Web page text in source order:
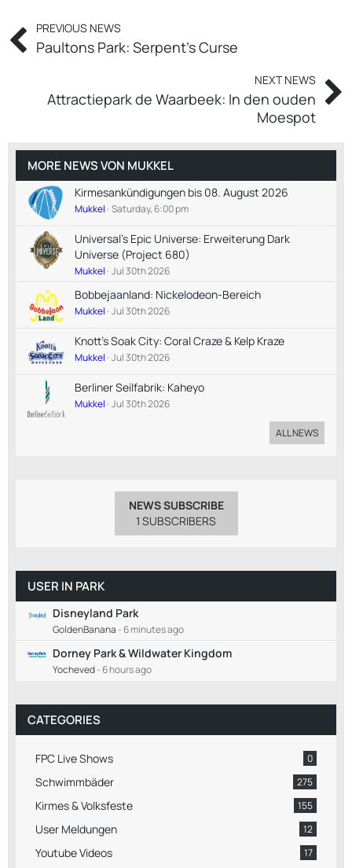
PREVIOUS NEWS
Paultons Park: Serpent's Curse
NEXT NEWS
Attractiepark de Waarbeek: In den ouden
Moespot
MORE NEWS VON MUKKEL
Kirmesankündigungen bis 08. August 2026
Mukkel Saturday, 6:00 pm
Universal's Epic Universe: Erweiterung Dark
Universe (Project 680)
Mukkel Jul 30th 2026
Bobbejaanland: Nickelodeon-Bereich
Mukkel Jul 30th 2026
Knott's Soak City: Coral Craze & Kelp Kraze
Mukkel Jul 30th 2026
Berliner Seilfabrik: Kaheyo
Mukkel Jul 30th 2026
ALL NEWS
NEWS SUBSCRIBE
1 SUBSCRIBERS
USER IN PARK
Disneyland Park
GoldenBanana -6 minutes ago
Dorney Park & Wildwater Kingdom
Yocheved-6 hours ago
CATEGORIES
FPC Live Shows 0
Schwimmbäder 275
Kirmes & Volksfeste 155
User Meldungen 12
Youtube Videos 17